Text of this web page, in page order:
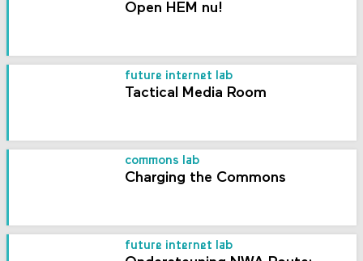
Open HEM nu!
future internet lab
Tactical Media Room
commons lab
Charging the Commons
future internet lab